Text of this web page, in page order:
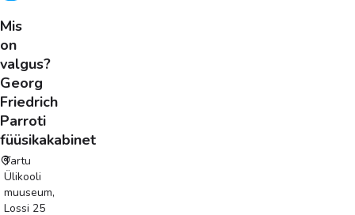
Mis
on
valgus?
Georg
Friedrich
Parroti
füüsikakabinet
Tartu
Ülikooli
muuseum,
Lossi 25